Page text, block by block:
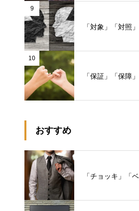
9
「対象」「対照
10
「保証」「保障
おすすめ
「チョッキ」「